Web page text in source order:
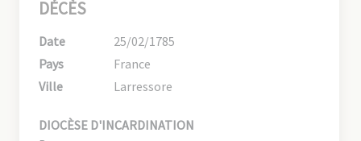
DÉCÈS
Date
25/02/1785
Pays
France
Ville
Larressore
DIOCÈSE D'INCARDINATION